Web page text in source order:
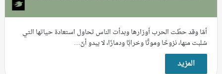
أمّا وقد حطّت الحرب أوزارها وبدأت الناس تحاول استعادة حياتها التي
سُلبت منها، نزوحًا وموتًا وخرابًا ودمارًا، لا يبدو أنّ…
المزيد